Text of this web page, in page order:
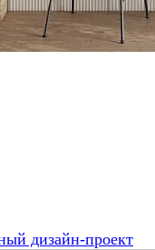
дизайн-проект